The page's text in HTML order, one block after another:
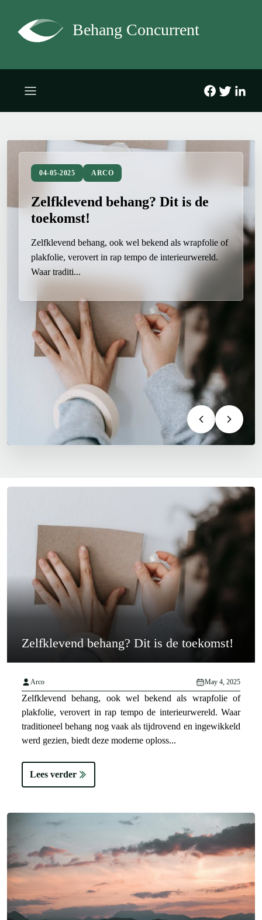
Behang Concurrent
04-05-2025 ARCO
Zelfklevend behang? Dit is de
toekomst!
Zelfklevend behang, ook wel bekend als wrapfolie of
plakfolie, verovert in rap tempo de interieurwereld.
Waar traditi...
Zelfklevend behang? Dit is de toekomst!
Arco May 4, 2025
Zelfklevend behang, ook wel bekend als wrapfolie of
plakfolie, verovert in rap tempo de interieurwereld. Waar
traditioneel behang nog vaak als tijdrovend en ingewikkeld
werd gezien, biedt deze moderne oploss...
Lees verder